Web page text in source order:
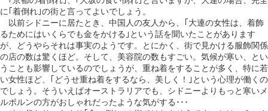
に｢着倒れ｣の街と言ってよいでしょう。
以前シドニーに居たとき、中国人の友人から、｢大連の女性は、着飾
るためにはいくらでも金をかける｣という話を聞いたことがあります
が、どうやらそれは事実のようです。とにかく、街で見かける服飾関係
の店の数は驚くほど。そして、美容院の数もすごい。気候が寒い、とい
うことも影響しているのでしょうが、重ね着をすることが多く、特に若
い女性ほど、｢どうせ重ね着をするなら、美しく！｣という心理が働くの
でしょう。そういえばオーストラリアでも、シドニーよりもっと寒いメ
ルボルンの方がおしゃれだったような気がする･･･